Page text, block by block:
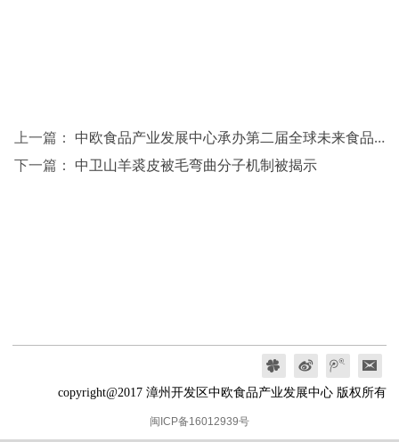
上一篇： 中欧食品产业发展中心承办第二届全球未来食品论坛
下一篇： 中卫山羊裘皮被毛弯曲分子机制被揭示
copyright@2017 漳州开发区中欧食品产业发展中心 版权所有
闽ICP备16012939号